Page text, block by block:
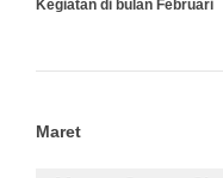
Kegiatan di bulan Februari
Maret